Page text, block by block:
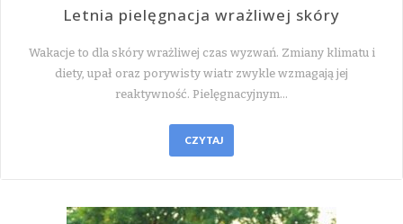
Letnia pielęgnacja wrażliwej skóry
Wakacje to dla skóry wrażliwej czas wyzwań. Zmiany klimatu i
diety, upał oraz porywisty wiatr zwykle wzmagają jej
reaktywność. Pielęgnacyjnym…
CZYTAJ